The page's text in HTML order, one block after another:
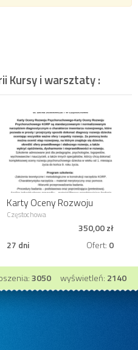
Kursy i warsztaty:
Karty Oceny Rozwoju
Psychoruchowego KORP
Częstochowa
350,00 zł
27 dni
Ofert: 0
3050 wyświetleń: 2140